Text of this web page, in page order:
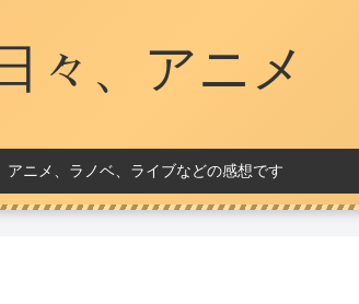
日々、アニメ
アニメ、ラノベ、ライブなどの感想です